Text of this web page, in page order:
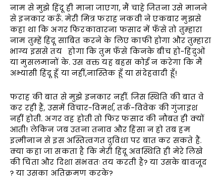
नाम से मुझे हिंदू ही माना जाएगा, मैं चाहे जितना उसे मानने
से इनकार करूँ. मेरी मित्र फराह नकवी ने एकबार मुझसे
कहा था कि अगर फिरकावारना फसाद में फँसे तो तुम्हारा
नाम तुम्हें हिंदू साबित करने के लिए काफी होगा और तुम्हारा
भाग्य इससे तय होगा कि तुम फँसे किनके बीच हो-हिंदुओं
या मुसलमानों के. उस वक्त यह बहस कोई न करेगा कि मैं
अभ्यासी हिंदू हूँ या नहीं,नास्तिक हूँ या संदेहवादी हूँ!
फराह की बात से मुझे इनकार नहीं. जिस स्थिति की बात वे
कर रही हैं, उसमें विचार-विमर्श, तर्क-विवेक की गुंजाइश
नहीं होती. अगर वह होती तो फिर फसाद की नौबत ही क्यों
आती! लेकिन जब उतना तनाव और हिंसा न हो तब हम
इत्मीनान से इस अस्तित्वगत दुविधा पर बात कर सकते हैं.
क्या कहा जा सकता है कि मेरी हिंदू अवस्थिति ही मेरे लिखे
की चिंता और दिशा संभवतः तय करती है? या उसके बावजूद
? या उसका अतिक्रमण करके?